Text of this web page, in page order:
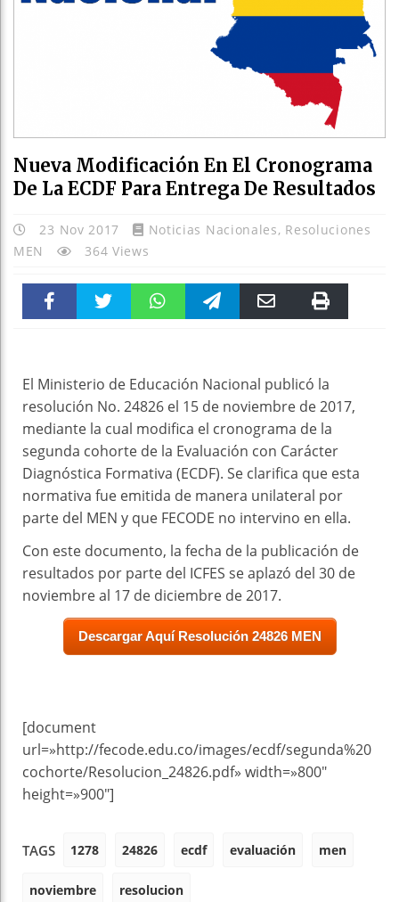
Nueva Modificación En El Cronograma
De La ECDF Para Entrega De Resultados
23 Nov 2017 Noticias Nacionales, Resoluciones
MEN
364 Views
El Ministerio de Educación Nacional publicó la
resolución No. 24826 el 15 de noviembre de 2017,
mediante la cual modifica el cronograma de la
segunda cohorte de la Evaluación con Carácter
Diagnóstica Formativa (ECDF). Se clarifica que esta
normativa fue emitida de manera unilateral por
parte del MEN y que FECODE no intervino en ella.
Con este documento, la fecha de la publicación de
resultados por parte del ICFES se aplazó del 30 de
noviembre al 17 de diciembre de 2017.
Descargar Aquí Resolución 24826 MEN
[document
url=»http://fecode.edu.co/images/ecdf/segunda%20
cochorte/Resolucion_24826.pdf» width=»800″
height=»900″]
TAGS 1278 24826 ecdf evaluación men
noviembre resolucion